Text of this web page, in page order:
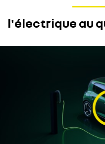
l'électrique au